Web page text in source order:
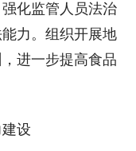
化监管人员法治
力。组织开展地
进一步提高食品
设